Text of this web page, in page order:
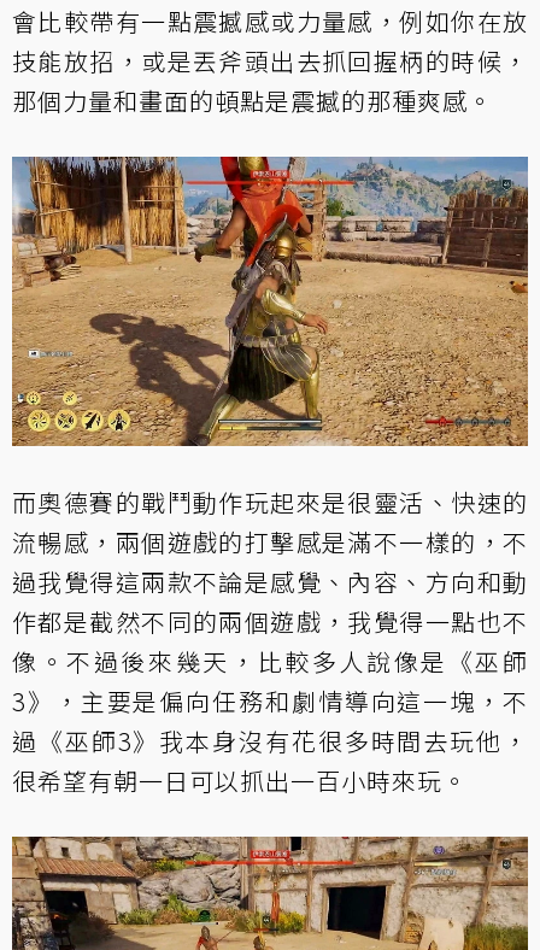
會比較帶有一點震撼感或力量感，例如你在放
技能放招，或是丟斧頭出去抓回握柄的時候，
那個力量和畫面的頓點是震撼的那種爽感。
而奧德賽的戰鬥動作玩起來是很靈活、快速的
流暢感，兩個遊戲的打擊感是滿不一樣的，不
過我覺得這兩款不論是感覺、內容、方向和動
作都是截然不同的兩個遊戲，我覺得一點也不
像。不過後來幾天，比較多人說像是《巫師
3》，主要是偏向任務和劇情導向這一塊，不
過《巫師3》我本身沒有花很多時間去玩他，
很希望有朝一日可以抓出一百小時來玩。